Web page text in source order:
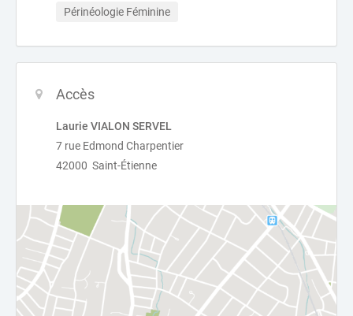
Périnéologie Féminine
Accès
Laurie VIALON SERVEL
7 rue Edmond Charpentier
42000 Saint-Étienne